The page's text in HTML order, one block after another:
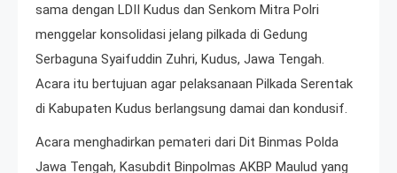
sama dengan LDII Kudus dan Senkom Mitra Polri
menggelar konsolidasi jelang pilkada di Gedung
Serbaguna Syaifuddin Zuhri, Kudus, Jawa Tengah.
Acara itu bertujuan agar pelaksanaan Pilkada Serentak
di Kabupaten Kudus berlangsung damai dan kondusif.
Acara menghadirkan pemateri dari Dit Binmas Polda
Jawa Tengah, Kasubdit Binpolmas AKBP Maulud yang